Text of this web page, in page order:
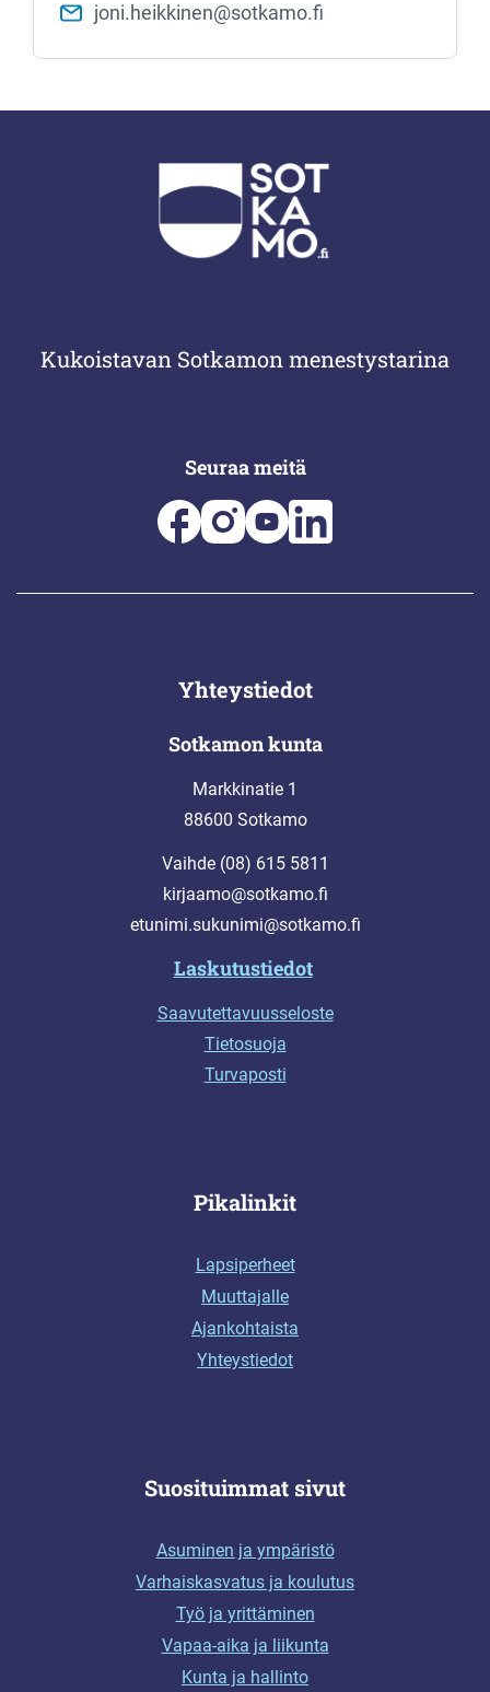
joni.heikkinen@sotkamo.fi
Kukoistavan Sotkamon menestystarina
Seuraa meitä
Yhteystiedot
Sotkamon kunta
Markkinatie 1
88600 Sotkamo
Vaihde (08) 615 5811
kirjaamo@sotkamo.fi
etunimi.sukunimi@sotkamo.fi
Laskutustiedot
Saavutettavuusseloste
Tietosuoja
Turvaposti
Pikalinkit
Lapsiperheet
Muuttajalle
Ajankohtaista
Yhteystiedot
Suosituimmat sivut
Asuminen ja ympäristö
Varhaiskasvatus ja koulutus
Työ ja yrittäminen
Vapaa-aika ja liikunta
Kunta ja hallinto